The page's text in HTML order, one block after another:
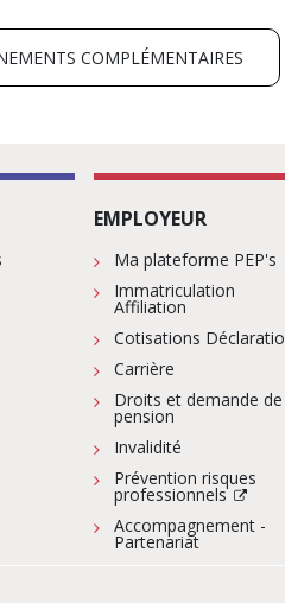
5 5 5 5 5
COMPLÉMENTAIRES
EMPLOYEUR
Ma plateforme PEP's
Immatriculation
Affiliation
Cotisations
Carrière
Droits et demande de
pension
Invalidité
Prévention risques
professionnels
Accompagnement -
Partenariat